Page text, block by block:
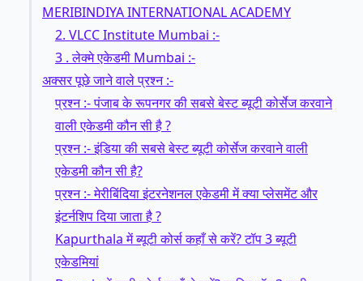
MERIBINDIYA INTERNATIONAL ACADEMY
2. VLCC Institute Mumbai :-
3 . लेक्मे एकेडमी Mumbai :-
अक्सर पूछे जाने वाले प्रश्न :-
प्रश्न :- पंजाब के रूपनगर की सबसे बेस्ट ब्यूटी कोर्सेज करवाने
वाली एकेडमी कौन सी है ?
प्रश्न :- इंडिया की सबसे बेस्ट ब्यूटी कोर्सेज करवाने वाली
एकेडमी कौन सी है?
प्रश्न :- मेरीबिंदिया इंटरनेशनल एकेडमी में क्या प्लेसमेंट और
इंटर्नशिप दिया जाता है ?
Kapurthala में ब्यूटी कोर्स कहाँ से करें? टॉप 3 ब्यूटी
एकेडमियां